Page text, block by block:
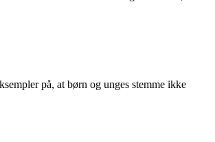
på, at børn og unges stemme ikke